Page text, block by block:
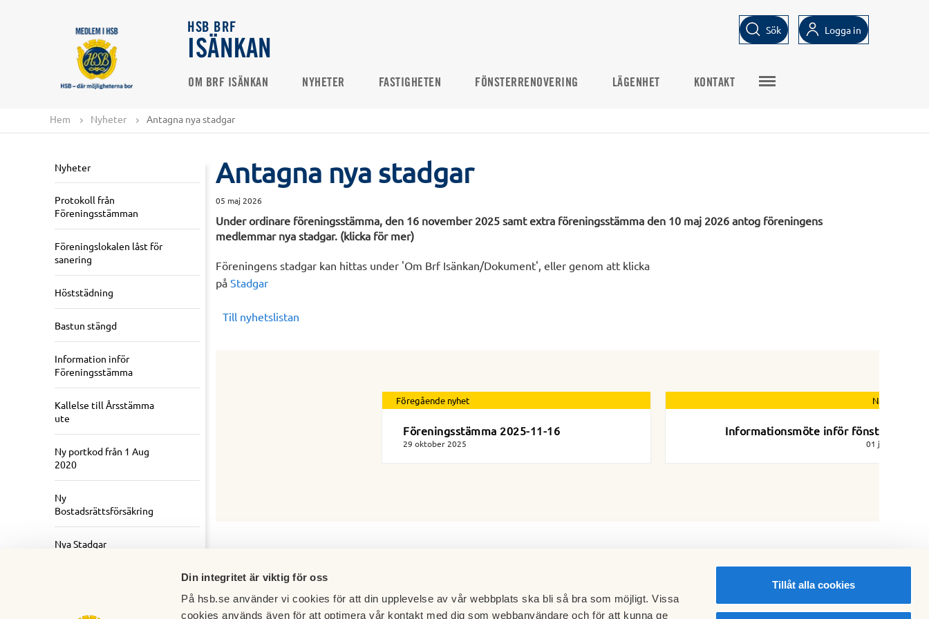
Din integritet är viktig för oss
På hsb.se använder vi cookies för att din upplevelse av vår webbplats ska bli så bra som möjligt. Vissa
cookies används även för att optimera vår kontakt med dig som webbanvändare och för att kunna ge
Tillåt alla cookies
HSB BRF
ISÄNKAN
Sök Logga in
OM BRF ISÄNKAN NYHETER FASTIGHETEN FÖNSTERRENOVERING LÄGENHET KONTAKT
Hem Nyheter Antagna nya stadgar
Nyheter
Protokoll från
Föreningsstämman
Föreningslokalen låst för
sanering
Höststädning
Bastun stängd
Information inför
Föreningsstämma
Kallelse till Årsstämma
ute
Ny portkod från 1 Aug
2020
Ny
Bostadsrättsförsäkring
Nya Stadgar
Antagna nya stadgar
05 maj 2026
Under ordinare föreningsstämma, den 16 november 2025 samt extra föreningsstämma den 10 maj 2026 antog föreningens
medlemmar nya stadgar. (klicka för mer)
Föreningens stadgar kan hittas under 'Om Brf Isänkan/Dokument', eller genom att klicka
på Stadgar
Till nyhetslistan
Föregående nyhet
Föreningsstämma 2025-11-16
29 oktober 2025
Nästa nyhet
Informationsmöte inför fönsterbyte
01 juni 2026